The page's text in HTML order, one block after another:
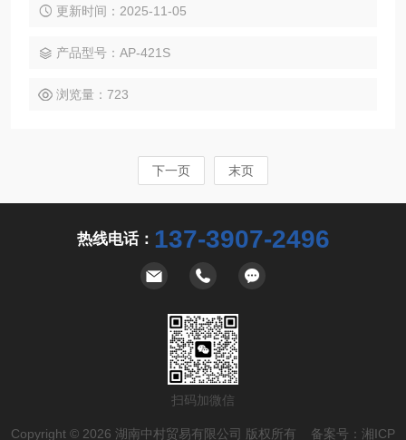
更智能。 操作简单，盖上盖子即可 可以使用市售塑料袋进行
更新时间：2025-11-05
产品型号：AP-421S
浏览量：723
下一页 末页
热线电话： 137-3907-2496
扫码加微信
Copyright © 2026 湖南中村贸易有限公司 版权所有 备案号： 湘ICP